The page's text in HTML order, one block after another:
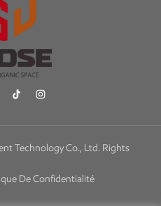
Technology Co., Ltd. Rights
De Confidentialité